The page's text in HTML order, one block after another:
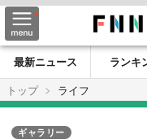
最新ニュース ランキ
トップ
ライフ
ギャラリー